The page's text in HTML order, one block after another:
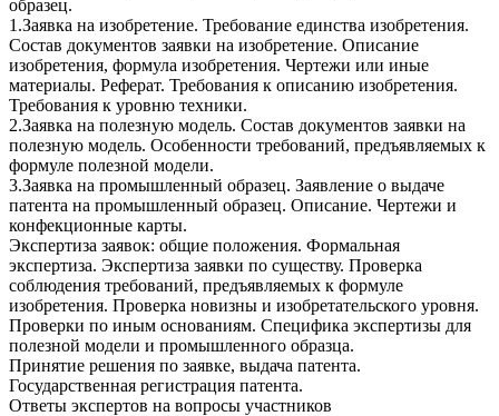
образец.
1.Заявка на изобретение. Требование единства изобретения.
Состав документов заявки на изобретение. Описание
изобретения, формула изобретения. Чертежи или иные
материалы. Реферат. Требования к описанию изобретения.
Требования к уровню техники.
2.Заявка на полезную модель. Состав документов заявки на
полезную модель. Особенности требований, предъявляемых к
формуле полезной модели.
3.Заявка на промышленный образец. Заявление о выдаче
патента на промышленный образец. Описание. Чертежи и
конфекционные карты.
Экспертиза заявок: общие положения. Формальная
экспертиза. Экспертиза заявки по существу. Проверка
соблюдения требований, предъявляемых к формуле
изобретения. Проверка новизны и изобретательского уровня.
Проверки по иным основаниям. Специфика экспертизы для
полезной модели и промышленного образца.
Принятие решения по заявке, выдача патента.
Государственная регистрация патента.
Ответы экспертов на вопросы участников